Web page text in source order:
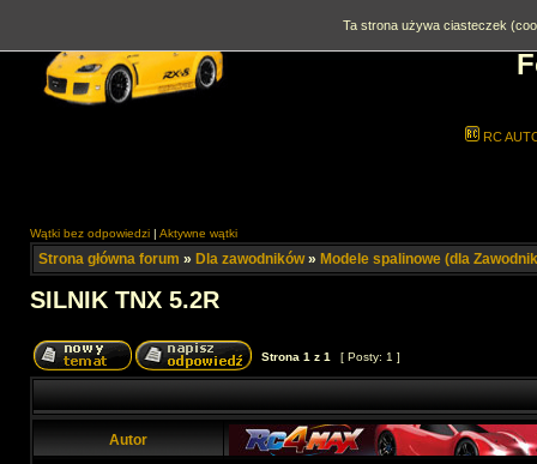
RC
Wątki bez odpowiedzi | Aktywne wątki
Strona główna forum » Dla zawodników» Modele spalinowe (dla
SILNIK TNX 5.2R
Strona 1 z 1 [ Posty: 1 ]
Autor
Ta strona używa ciasteczek